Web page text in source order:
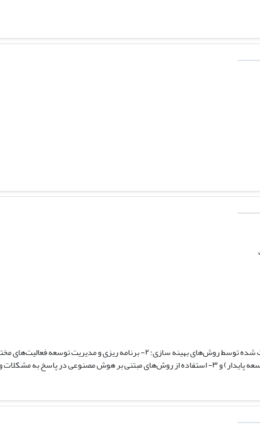
متخصص ارزیابی و آمایش سرزمین در زمینه‌های؛ ۱- ارزیابی و اولویت بندی مناطق حفاظت شده
ریزی‌های پایدار سرزمین